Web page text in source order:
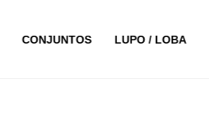
CONJUNTOS LUPO / LOBA